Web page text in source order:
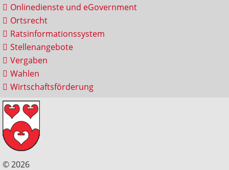
Onlinedienste und eGovernment
Ortsrecht
Ratsinformationssystem
Stellenangebote
Vergaben
Wahlen
Wirtschaftsförderung
© 2026